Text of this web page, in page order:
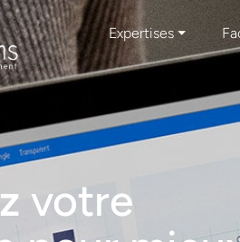
Expertises ⏷
votre